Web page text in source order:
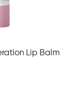
Lip Balm